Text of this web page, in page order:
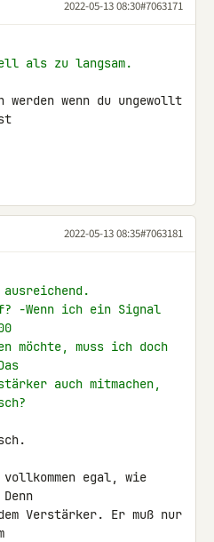
2022-05-13 08:30#7063171
als zu langsam.
werden wenn du ungewollt
2022-05-13 08:35#7063181
-Wenn ich ein Signal
möchte, muss ich doch
auch mitmachen,
egal, wie
Verstärker. Er muß nur